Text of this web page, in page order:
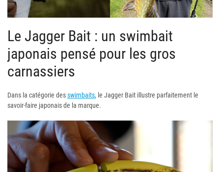
Le Jagger Bait : un swimbait
japonais pensé pour les gros
carnassiers
Dans la catégorie desswimbaits, le Jagger Bait illustre parfaitement le
savoir-faire japonais de la marque.